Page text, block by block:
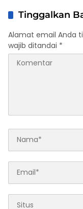
Tinggalkan
Alamat email Anda
wajib ditandai *